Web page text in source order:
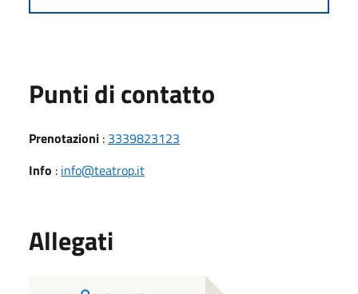
Punti di contatto
Prenotazioni : 3339823123
Info : info@teatrop.it
Allegati